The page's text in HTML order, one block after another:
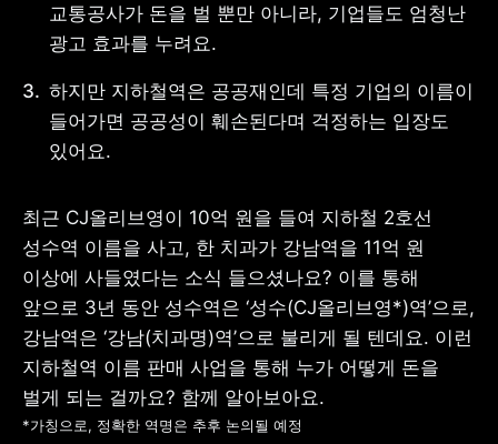
주소 : 06133 서울특별시 강남구
테헤란로 131, 13층 (역삼동,
한국지식재산센터)
대표 : 이은미
전화 : 1661-7654(24시간 연중무휴)
해외전화 : +82-2-6975-9000
이메일 : help@tossbank.com
개인정보
처리방침
신용정보활용체제
이용자유의사항
보호금융상품등록부
상품공시실
공지사항
준법제보
외부채널
경영공시
직원 고충 접수
교통공사가 돈을 벌 뿐만 아니라, 기업들도 엄청난
광고 효과를 누려요.
하지만 지하철역은 공공재인데 특정 기업의 이름이
들어가면 공공성이 훼손된다며 걱정하는 입장도
있어요.
최근 CJ올리브영이 10억 원을 들여 지하철 2호선
성수역 이름을 사고, 한 치과가 강남역을 11억 원
이상에 사들였다는 소식 들으셨나요? 이를 통해
앞으로 3년 동안 성수역은 ‘성수(CJ올리브영*)역’으로,
강남역은 ‘강남(치과명)역’으로 불리게 될 텐데요. 이런
지하철역 이름 판매 사업을 통해 누가 어떻게 돈을
*가칭으로, 정확한 역명은 추후 논의될 예정